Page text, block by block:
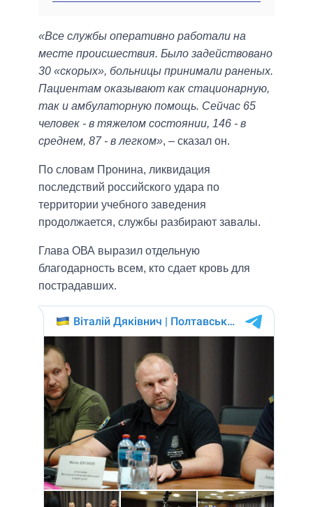
«Все службы оперативно работали на
месте происшествия. Было задействовано
30 «скорых», больницы принимали раненых.
Пациентам оказывают как стационарную,
так и амбулаторную помощь. Сейчас 65
человек - в тяжелом состоянии, 146 - в
среднем, 87 - в легком», – сказал он.
По словам Пронина, ликвидация
последствий российского удара по
территории учебного заведения
продолжается, службы разбирают завалы.
Глава ОВА выразил отдельную
благодарность всем, кто сдает кровь для
пострадавших.